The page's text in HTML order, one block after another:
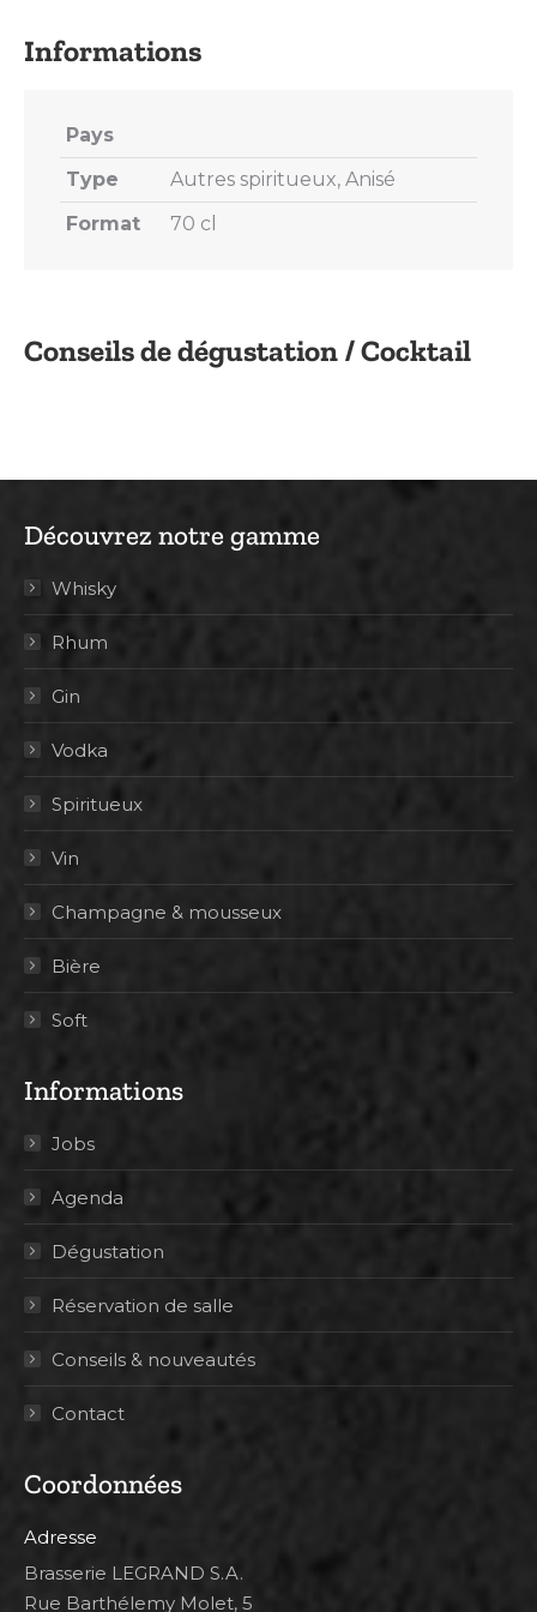
Conseils de dégustation / Cocktail
Pays
Type
Autres spiritueux, Anisé
Format
70 cl
Découvrez notre gamme
Whisky
Rhum
Gin
Vodka
Spiritueux
Vin
Champagne & mousseux
Bière
Soft
Informations
Jobs
Agenda
Dégustation
Réservation de salle
Conseils & nouveautés
Contact
Coordonnées
Adresse
Brasserie LEGRAND S.A.
Rue Barthélemy Molet, 5